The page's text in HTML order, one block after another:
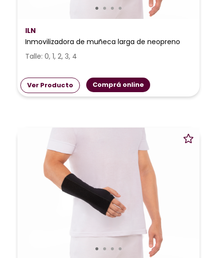
ILN
Inmovilizadora de muñeca larga de neopreno
Talle: 0, 1, 2, 3, 4
Ver Producto Comprá online